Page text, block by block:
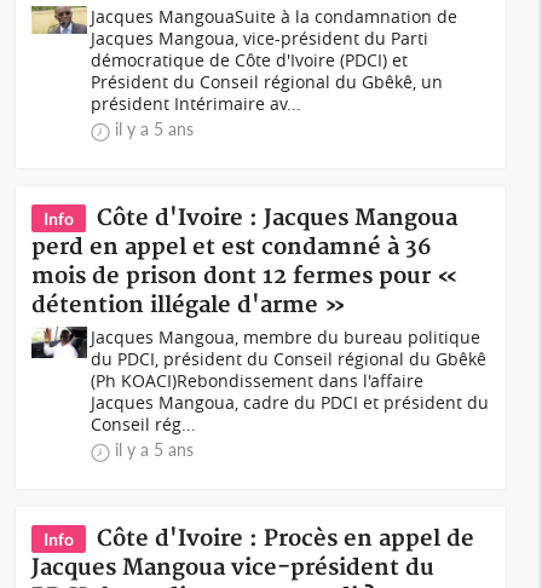
Jacques MangouaSuite à la condamnation de
Jacques Mangoua, vice-président du Parti
démocratique de Côte d'Ivoire (PDCI) et
Président du Conseil régional du Gbêkê, un
président Intérimaire av...
il y a 5 ans
Info
Côte d'Ivoire : Jacques Mangoua
perd en appel et est condamné à 36
mois de prison dont 12 fermes pour «
détention illégale d'arme »
Jacques Mangoua, membre du bureau politique
du PDCI, président du Conseil régional du Gbêkê
(Ph KOACI)Rebondissement dans l'affaire
Jacques Mangoua, cadre du PDCI et président du
Conseil rég...
il y a 5 ans
Info
Côte d'Ivoire : Procès en appel de
Jacques Mangoua vice-président du